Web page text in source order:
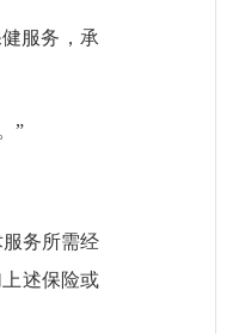
服务，承
”
务所需经
述保险或